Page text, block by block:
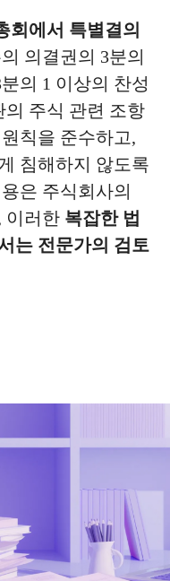
회에서 특별결의
의결권의 3분의
의 1 이상의 찬성
의 주식 관련 조항
칙을 준수하고,
침해하지 않도록
은 주식회사의
이러한 복잡한 법
는 전문가의 검토